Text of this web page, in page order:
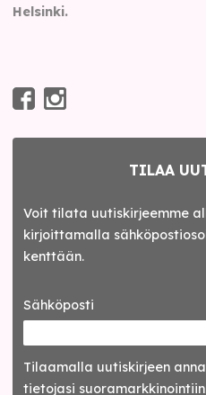
Helsinki.
TILAA
Voit tilata uutiskirjeemme
kirjoittamalla
kenttään.
Sähköposti
Tilaamalla uutis­kirjeen
tietojasi